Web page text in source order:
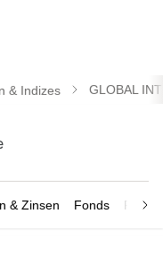
& Indizes GLOBAL
& Zinsen Fonds